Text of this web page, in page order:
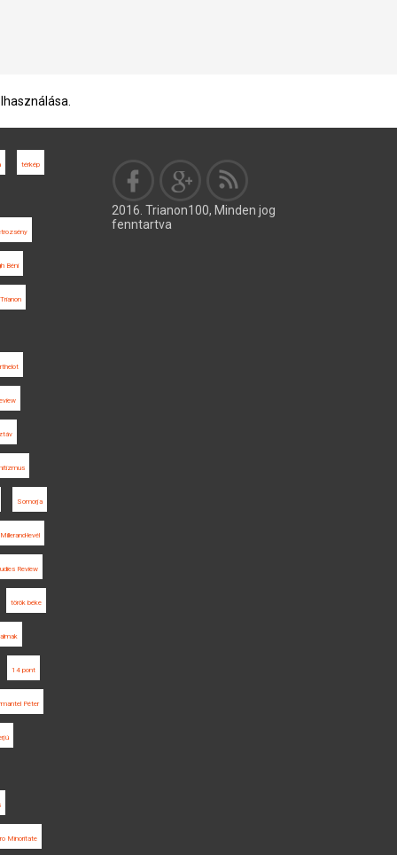
térkép
Béni
Somorja
Millerand-levél
Review
török béke
14 pont
Péter
Minoritate
2016. Trianon100, Minden jog
fenntartva